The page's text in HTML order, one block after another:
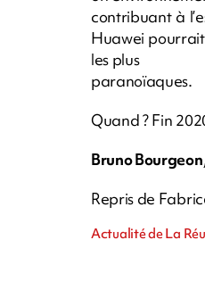
contribuant à
Huawei
les plus
paranoïaques.
Quand ? Fin
Bruno Bourgeon
Repris de
Actualité de La